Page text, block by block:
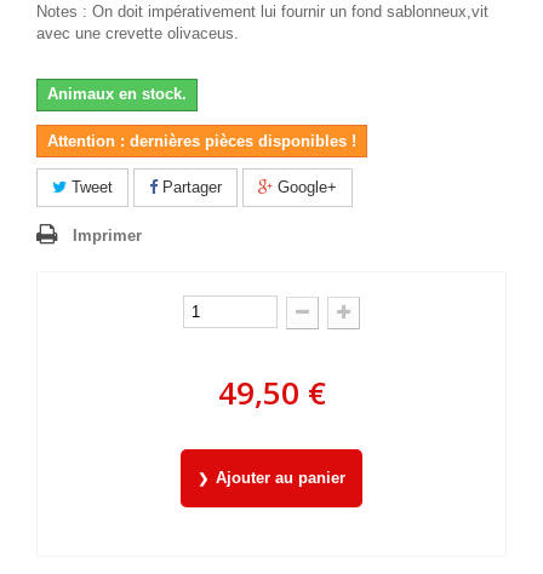
Notes : On doit impérativement lui fournir un fond sablonneux,vit
avec une crevette olivaceus.
Animaux en stock.
Attention : dernières pièces disponibles !
Tweet Partager Google+
Imprimer
49,50 €
Ajouter au panier